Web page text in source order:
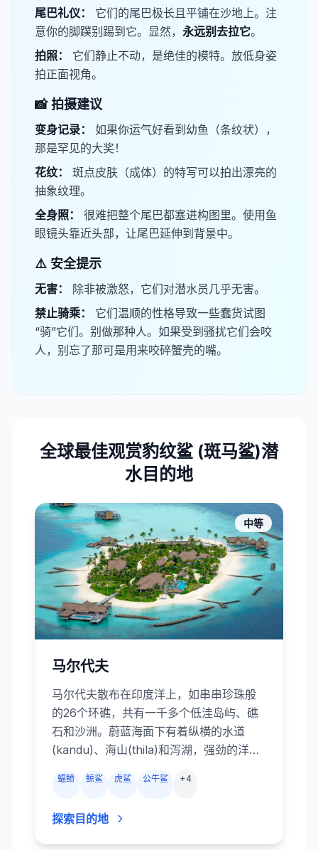
​尾巴礼仪：
它们的尾巴极长且平铺在沙地上。注
意你的脚蹼别踢到它。显然， ​永远别去拉它​。
​拍照：
它们静止不动，是绝佳的模特。放低身姿
拍正面视角。
📸 拍摄建议
​变身记录：
如果你运气好看到幼鱼（条纹状），
那是罕见的大奖！
​花纹：
斑点皮肤（成体）的特写可以拍出漂亮的
抽象纹理。
​全身照：
很难把整个尾巴都塞进构图里。使用鱼
眼镜头靠近头部，让尾巴延伸到背景中。
⚠️ 安全提示
​无害：
除非被激怒，它们对潜水员几乎无害。
​禁止骑乘：
它们温顺的性格导致一些蠢货试图
“骑”它们。别做那种人。如果受到骚扰它们会咬
人，别忘了那可是用来咬碎蟹壳的嘴。
全球最佳观赏豹纹鲨 (斑马鲨)潜
水目的地
中等
马尔代夫
马尔代夫散布在印度洋上，如串串珍珠般
的26个环礁，共有一千多个低洼岛屿、礁
石和沙洲。蔚蓝海面下有着纵横的水道
(kandu)、海山(thila)和泻湖，强劲的洋流
营养。蝠鲼、鲸鲨、礁鲨、杰克风暴、海
潜水中心会探索中部环礁的 Okobe
Thila、Kandooma Thila 等暗礁，芭环礁
蝠鲼 鲸鲨 虎鲨 公牛鲨 +4
探索目的地